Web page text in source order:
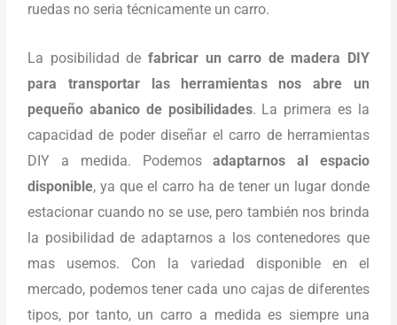
ruedas no seria técnicamente un carro.
La posibilidad de fabricar un carro de madera DIY
para transportar las herramientas nos abre un
pequeño abanico de posibilidades. La primera es la
capacidad de poder diseñar el carro de herramientas
DIY a medida. Podemosadaptarnos al espacio
disponible, ya que el carro ha de tener un lugar donde
estacionar cuando no se use, pero también nos brinda
la posibilidad de adaptarnos a los contenedores que
mas usemos. Con la variedad disponible en el
mercado, podemos tener cada uno cajas de diferentes
tipos, por tanto, un carro a medida es siempre una